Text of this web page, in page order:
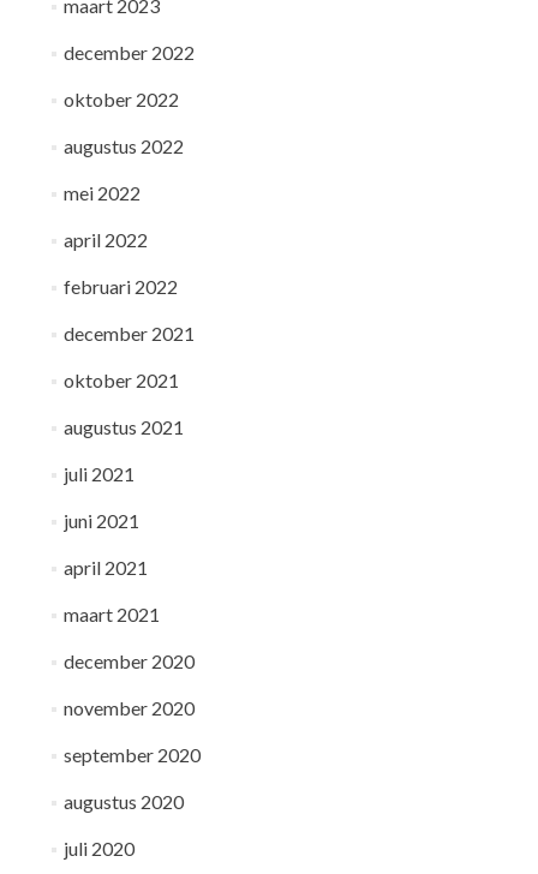
maart 2023
december 2022
oktober 2022
augustus 2022
mei 2022
april 2022
februari 2022
december 2021
oktober 2021
augustus 2021
juli 2021
juni 2021
april 2021
maart 2021
december 2020
november 2020
september 2020
augustus 2020
juli 2020